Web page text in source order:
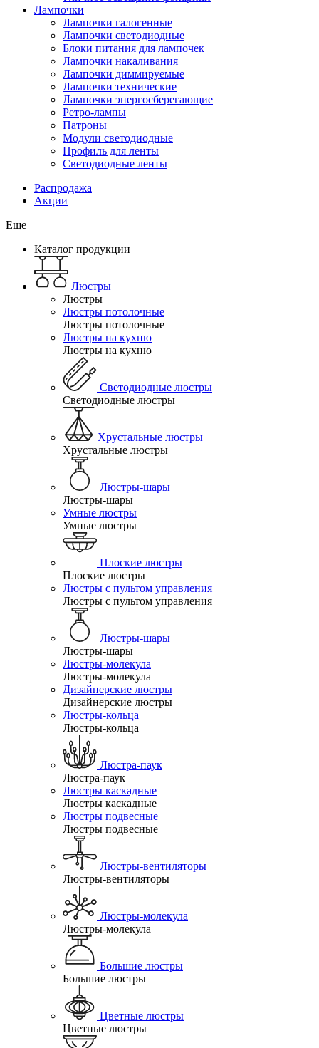
Лампочки
Лампочки галогенные
Лампочки светодиодные
Блоки питания для лампочек
Лампочки накаливания
Лампочки диммируемые
Лампочки технические
Лампочки энергосберегающие
Ретро-лампы
Патроны
Модули светодиодные
Профиль для ленты
Светодиодные ленты
Распродажа
Акции
Еще
Каталог продукции
Люстры
Люстры
Люстры потолочные
Люстры потолочные
Люстры на кухню
Люстры на кухню
Светодиодные люстры
Светодиодные люстры
Хрустальные люстры
Хрустальные люстры
Люстры-шары
Люстры-шары
Умные люстры
Умные люстры
Плоские люстры
Плоские люстры
Люстры с пультом управления
Люстры с пультом управления
Люстры-шары
Люстры-шары
Люстры-молекула
Люстры-молекула
Дизайнерские люстры
Дизайнерские люстры
Люстры-кольца
Люстры-кольца
Люстра-паук
Люстра-паук
Люстры каскадные
Люстры каскадные
Люстры подвесные
Люстры подвесные
Люстры-вентиляторы
Люстры-вентиляторы
Люстры-молекула
Люстры-молекула
Большие люстры
Большие люстры
Цветные люстры
Цветные люстры